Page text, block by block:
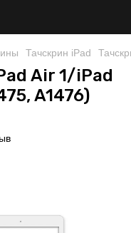
Тачскрин iPad
Air 1/iPad
A1476)